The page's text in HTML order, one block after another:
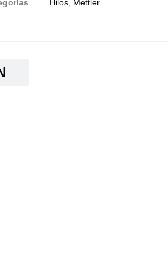
Hilos Mettler